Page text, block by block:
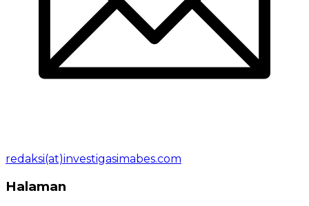
redaksi(at)investigasimabes.com
Halaman